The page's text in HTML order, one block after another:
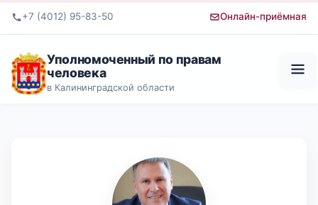
+7 (4012) 95-83-50 Онлайн-приёмная
Уполномоченный по правам
человека
в Калининградской области